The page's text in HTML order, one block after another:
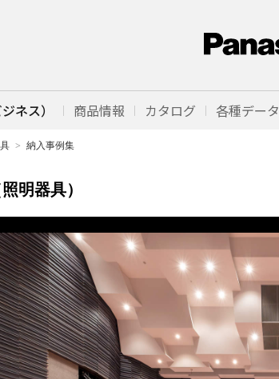
ネス） 商品情報 カタログ 各種データ
納入事例集
照明器具）